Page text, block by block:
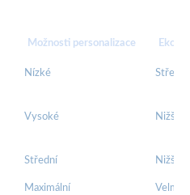
Možnosti personalizace
Nízké Střední
Vysoké Nižší
Střední Nižší
Maximální Velmi